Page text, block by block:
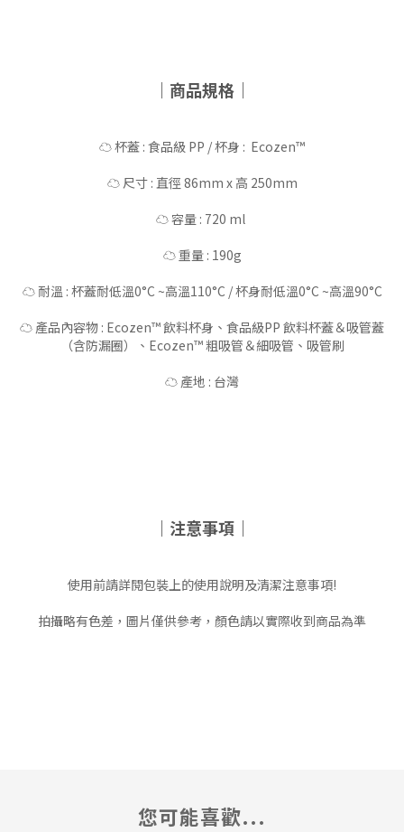
｜商品規格｜
☁️ 杯蓋 : 食品級 PP / 杯身 : Ecozen™
☁️ 尺寸 : 直徑 86mm x 高 250mm
☁️ 容量 : 720 ml
☁️ 重量 : 190g
☁️ 耐溫 : 杯蓋耐低溫0°C ~高溫110°C / 杯身耐低溫0°C ~高溫90°C
☁️ 產品內容物 : Ecozen™ 飲料杯身、食品級PP 飲料杯蓋＆吸管蓋
（含防漏圈）、Ecozen™ 粗吸管＆細吸管、吸管刷
☁️ 產地 : 台灣
｜注意事項｜
使用前請詳閱包裝上的使用說明及清潔注意事項!
拍攝略有色差，圖片僅供參考，顏色請以實際收到商品為準
您可能喜歡...